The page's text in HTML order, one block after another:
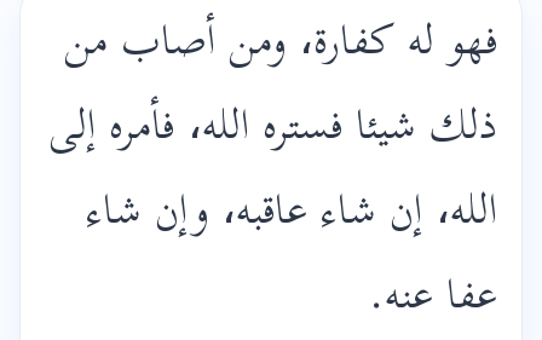
فهو له كفارة، ومن أصاب من
ذلك شيئا فستره الله، فأمره إلى
الله، إن شاء عاقبه، وإن شاء
عفا عنه.